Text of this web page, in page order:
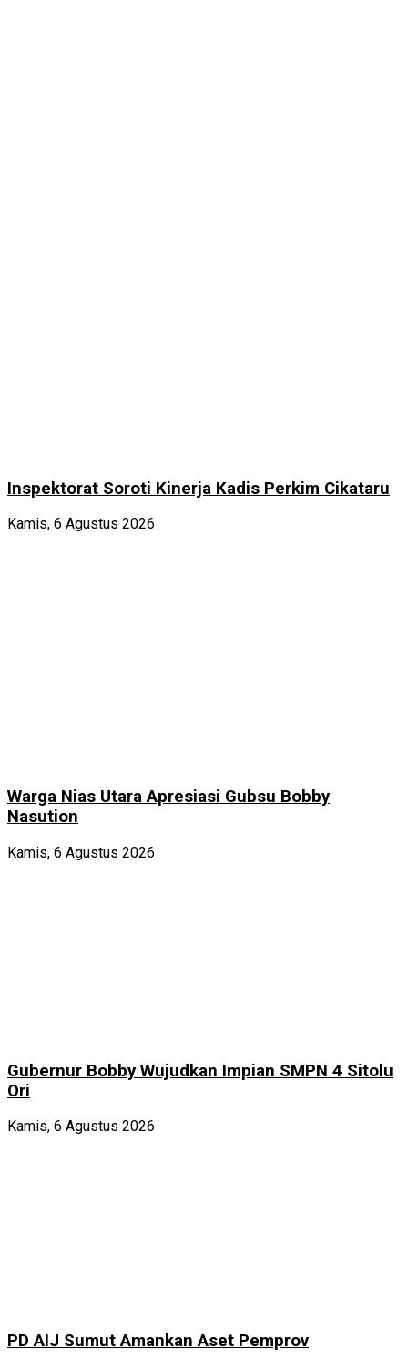
Inspektorat Soroti Kinerja Kadis Perkim Cikataru
Kamis, 6 Agustus 2026
Warga Nias Utara Apresiasi Gubsu Bobby
Nasution
Kamis, 6 Agustus 2026
Gubernur Bobby Wujudkan Impian SMPN 4 Sitolu
Ori
Kamis, 6 Agustus 2026
PD AIJ Sumut Amankan Aset Pemprov